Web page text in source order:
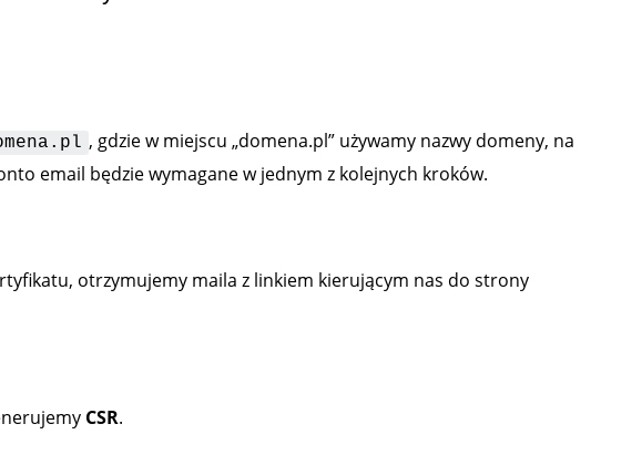
, gdzie w miejscu „domena.pl” używamy nazwy domeny, na
email będzie wymagane w jednym z kolejnych kroków.
otrzymujemy maila z linkiem kierującym nas do strony
CSR.